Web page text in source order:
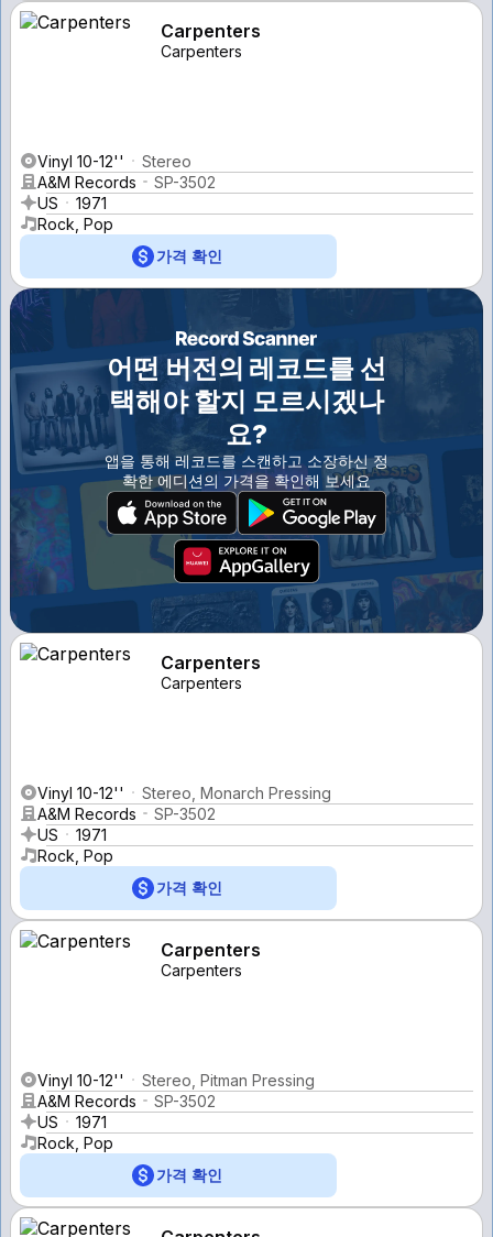
Carpenters
Carpenters
Vinyl 10-12''
Stereo
A&M Records
SP-3502
US
1971
Rock, Pop
가격 확인
어떤 버전의 레코드를 선
택해야 할지 모르시겠나
요?
앱을 통해 레코드를 스캔하고 소장하신 정
확한 에디션의 가격을 확인해 보세요
Carpenters
Carpenters
Vinyl 10-12''
Stereo, Monarch Pressing
A&M Records
SP-3502
US
1971
Rock, Pop
가격 확인
Carpenters
Carpenters
Vinyl 10-12''
Stereo, Pitman Pressing
A&M Records
SP-3502
US
1971
Rock, Pop
가격 확인